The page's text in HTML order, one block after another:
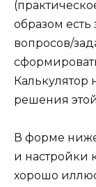
образом
вопросов/
Калькулятор
решения
В форме
и настройки
хорошо